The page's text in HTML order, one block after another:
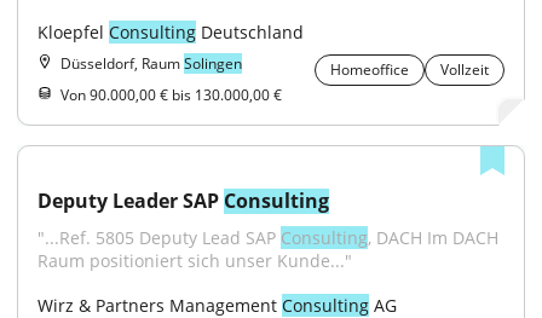
Kloepfel Consulting Deutschland
Düsseldorf, RaumSolingen Homeoffice
Vollzeit
Von 90.000,00 € bis 130.000,00 €
Deputy Leader SAP Consulting
"...Ref. 5805 Deputy Lead SAP Consulting, DACH Im DACH
Raum positioniert sich unser Kunde..."
Wirz & Partners Management Consulting AG